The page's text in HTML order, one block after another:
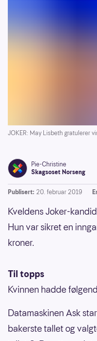
JOKER: May Lisbeth gratulerer
Pie-Christine
Skagsoset Norseng
Publisert: 20. februar 2019
Kveldens Joker-
Hun var sikret en
kroner.
Til topps
Kvinnen hadde
Datamaskinen Ask
bakerste tallet og